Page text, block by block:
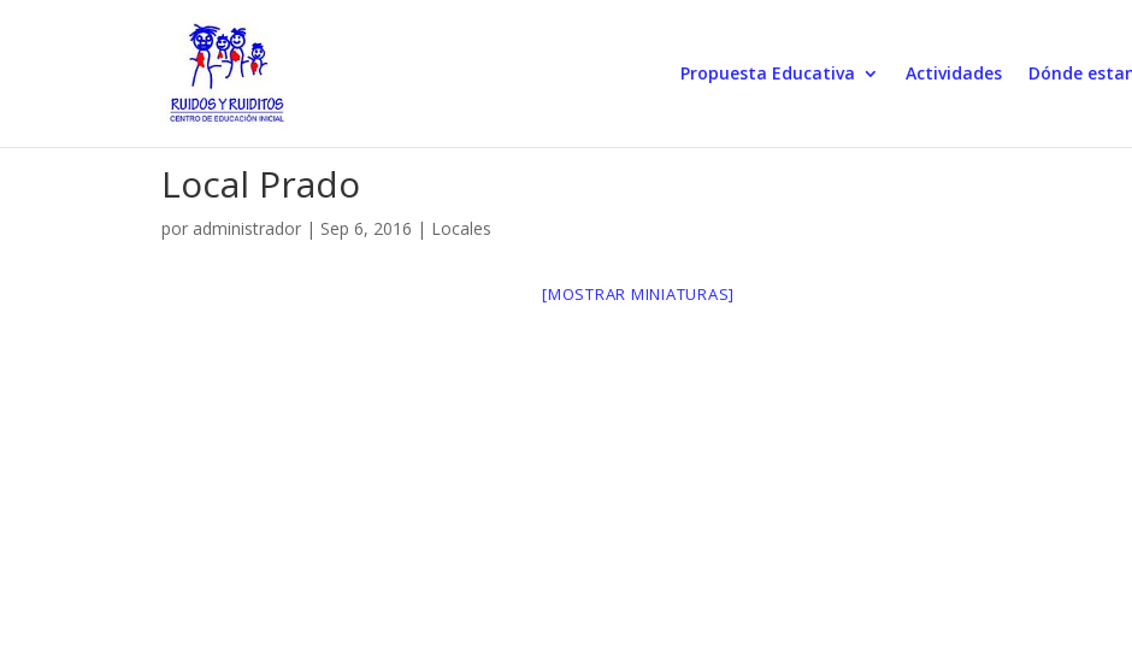
Propuesta Educativa Actividades Dónde
Local Prado
por administrador | Sep 6, 2016 | Locales
[MOSTRAR MINIATURAS]